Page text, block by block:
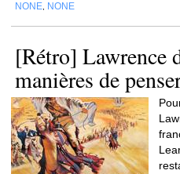
NONE NONE
[Rétro] Lawrence
manières de